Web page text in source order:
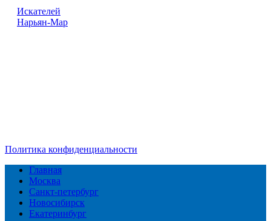
Искателей
Нарьян-Мар
Политика конфиденциальности
Главная
Москва
Санкт-петербург
Новосибирск
Екатеринбург